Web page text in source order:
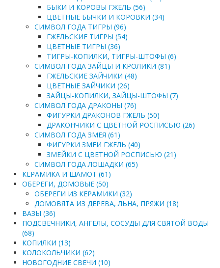
БЫКИ И КОРОВЫ ГЖЕЛЬ (56)
ЦВЕТНЫЕ БЫЧКИ И КОРОВКИ (34)
СИМВОЛ ГОДА ТИГРЫ (96)
ГЖЕЛЬСКИЕ ТИГРЫ (54)
ЦВЕТНЫЕ ТИГРЫ (36)
ТИГРЫ-КОПИЛКИ, ТИГРЫ-ШТОФЫ (6)
СИМВОЛ ГОДА ЗАЙЦЫ И КРОЛИКИ (81)
ГЖЕЛЬСКИЕ ЗАЙЧИКИ (48)
ЦВЕТНЫЕ ЗАЙЧИКИ (26)
ЗАЙЦЫ-КОПИЛКИ, ЗАЙЦЫ-ШТОФЫ (7)
СИМВОЛ ГОДА ДРАКОНЫ (76)
ФИГУРКИ ДРАКОНОВ ГЖЕЛЬ (50)
ДРАКОНЧИКИ С ЦВЕТНОЙ РОСПИСЬЮ (26)
СИМВОЛ ГОДА ЗМЕЯ (61)
ФИГУРКИ ЗМЕИ ГЖЕЛЬ (40)
ЗМЕЙКИ С ЦВЕТНОЙ РОСПИСЬЮ (21)
СИМВОЛ ГОДА ЛОШАДКИ (65)
КЕРАМИКА И ШАМОТ (61)
ОБЕРЕГИ, ДОМОВЫЕ (50)
ОБЕРЕГИ ИЗ КЕРАМИКИ (32)
ДОМОВЯТА ИЗ ДЕРЕВА, ЛЬНА, ПРЯЖИ (18)
ВАЗЫ (36)
ПОДСВЕЧНИКИ, АНГЕЛЫ, СОСУДЫ ДЛЯ СВЯТОЙ ВОДЫ
(68)
КОПИЛКИ (13)
КОЛОКОЛЬЧИКИ (62)
НОВОГОДНИЕ СВЕЧИ (10)